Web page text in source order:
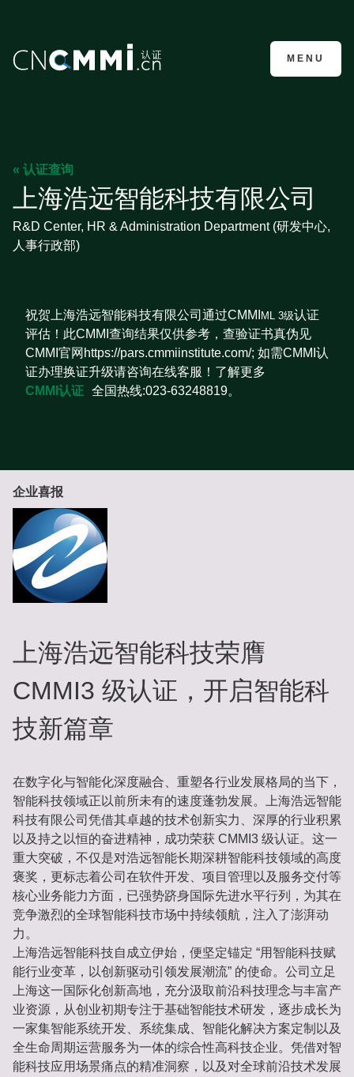
CMMI认证咨询
MENU
« 认证查询
上海浩远智能科技有限公司
R&D Center, HR & Administration Department (研发中心,
人事行政部)
祝贺上海浩远智能科技有限公司通过CMMI ML 3级认证
评估！此CMMI查询结果仅供参考，查验证书真伪见
CMMI官网https://pars.cmmiinstitute.com/; 如需CMMI认
证办理换证升级请咨询在线客服！了解更多
CMMI认证 全国热线:023-63248819。
企业喜报
上海浩远智能科技荣膺
CMMI3 级认证，开启智能科
技新篇章
在数字化与智能化深度融合、重塑各行业发展格局的当下，
智能科技领域正以前所未有的速度蓬勃发展。上海浩远智能
科技有限公司凭借其卓越的技术创新实力、深厚的行业积累
以及持之以恒的奋进精神，成功荣获 CMMI3 级认证。这一
重大突破，不仅是对浩远智能长期深耕智能科技领域的高度
褒奖，更标志着公司在软件开发、项目管理以及服务交付等
核心业务能力方面，已强势跻身国际先进水平行列，为其在
竞争激烈的全球智能科技市场中持续领航，注入了澎湃动
力。
上海浩远智能科技自成立伊始，便坚定锚定 “用智能科技赋
能行业变革，以创新驱动引领发展潮流” 的使命。公司立足
上海这一国际化创新高地，充分汲取前沿科技理念与丰富产
业资源，从创业初期专注于基础智能技术研发，逐步成长为
一家集智能系统开发、系统集成、智能化解决方案定制以及
全生命周期运营服务为一体的综合性高科技企业。凭借对智
能科技应用场景痛点的精准洞察，以及对全球前沿技术发展